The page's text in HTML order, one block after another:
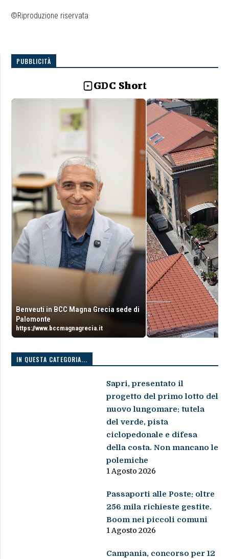
©Riproduzione riservata
PUBBLICITÀ
GDC Short
Benveuti in BCC Magna Grecia sede di
Palomonte
https://www.bccmagnagrecia.it
IN QUESTA CATEGORIA...
Sapri, presentato il
progetto del primo lotto del
nuovo lungomare: tutela
del verde, pista
ciclopedonale e difesa
della costa. Non mancano le
polemiche
1 Agosto 2026
Passaporti alle Poste: oltre
256 mila richieste gestite.
Boom nei piccoli comuni
1 Agosto 2026
Campania, concorso per 12